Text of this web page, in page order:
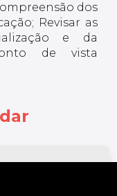
dos
Revisar as
e da
de vista